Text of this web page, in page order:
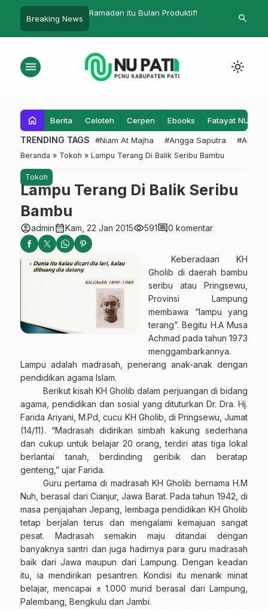
Breaking News
itu Bulan Produktif!
Akatiga – PP Fatayat NU Adakansearch
menu light_mode
home Berita Celoteh Cerpen Ebooks Fatayat NU
TRENDING TAGS #Niam At Majha #Angga Saputra #Admin
Beranda » Tokoh » Lampu Terang Di Balik Seribu Bambu
Tokoh
Lampu Terang Di Balik Seribu
Bambu
account_circleadmincalendar_monthKam, 22 Jan 2015visibility591comment0 komentar
Keberadaan KH
Gholib di daerah bambu
seribu atau Pringsewu,
Provinsi Lampung
membawa “lampu yang
terang”. Begitu H.A Musa
Achmad pada tahun 1973
menggambarkannya.
Lampu adalah madrasah, penerang anak-anak dengan
pendidikan agama Islam.
Berikut kisah KH Gholib dalam perjuangan di bidang
agama, pendidikan dan sosial yang dituturkan Dr. Dra. Hj.
Farida Ariyani, M.Pd, cucu KH Gholib, di Pringsewu, Jumat
(14/11). “Madrasah didirikan simbah kakung sederhana
dan cukup untuk belajar 20 orang, terdiri atas tiga lokal
berlantai tanah, berdinding geribik dan beratap
genteng,” ujar Farida.
Guru pertama di madrasah KH Gholib bernama H.M
Nuh, berasal dari Cianjur, Jawa Barat. Pada tahun 1942, di
masa penjajahan Jepang, lembaga pendidikan KH Gholib
tetap berjalan terus dan mengalami kemajuan sangat
pesat. Madrasah semakin maju ditandai dengan
banyaknya santri dan juga hadirnya para guru madrasah
baik dari Jawa maupun dari Lampung. Dengan keadan
itu, ia mendirikan pesantren. Kondisi itu menarik minat
belajar, mencapai ± 1.000 murid berasal dari Lampung,
Palembang, Bengkulu dan Jambi.